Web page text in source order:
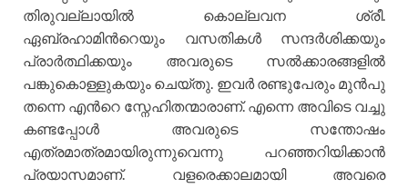
തിരുവല്ലായില്‍ കൊല്ലവന ശ്രീ.
ഏബ്രഹാമിന്‍റെയും വസതികള്‍ സന്ദര്‍ശിക്കയും
പ്രാര്‍ത്ഥിക്കയും അവരുടെ സല്‍ക്കാരങ്ങളില്‍
പങ്കുകൊള്ളുകയും ചെയ്തു. ഇവര്‍ രണ്ടുപേരും മുന്‍പു
തന്നെ എന്‍റെ സ്നേഹിതന്മാരാണ്. എന്നെ അവിടെ വച്ചു
കണ്ടപ്പോള്‍ അവരുടെ സന്തോഷം
എത്രമാത്രമായിരുന്നുവെന്നു പറഞ്ഞറിയിക്കാന്‍
പ്രയാസമാണ്. വളരെക്കാലമായി അവരെ